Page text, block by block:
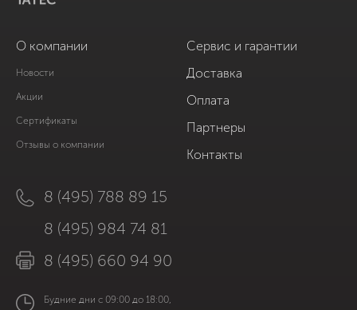
О компании
Новости
Акции
Сертификаты
Отзывы о компании
Сервис и гарантии
Доставка
Оплата
Партнеры
Контакты
8 (495) 788 89 15
8 (495) 984 74 81
8 (495) 660 94 90
Будние дни с 09:00 до 18:00,